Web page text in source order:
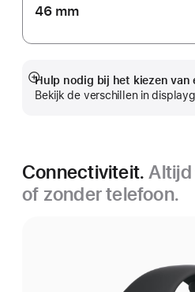
46 mm
Hulp nodig bij het kiezen van
Bekijk de verschillen in
Meer
Connectiviteit.
of zonder telefoon.